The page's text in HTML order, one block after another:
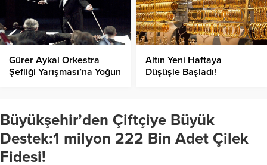
Gürer Aykal Orkestra
Şefliği Yarışması’na Yoğun
Altın Yeni Haftaya
Düşüşle Başladı!
Büyükşehir’den Çiftçiye Büyük
Destek:1 milyon 222 Bin Adet Çilek
Fidesi!